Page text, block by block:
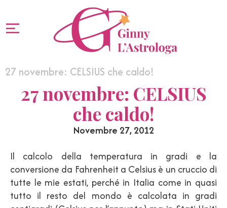
27 novembre: CELSIUS che caldo!
27 novembre: CELSIUS
che caldo!
Novembre 27, 2012
Il calcolo della temperatura in gradi e la
conversione da Fahrenheit a Celsius è un cruccio di
tutte le mie estati, perché in Italia come in quasi
tutto il resto del mondo è calcolata in gradi